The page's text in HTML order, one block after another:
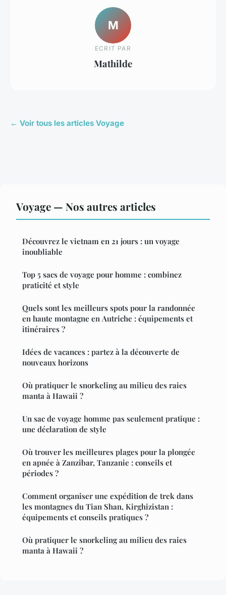
M
ECRIT PAR
Mathilde
← Voir tous les articles Voyage
Voyage — Nos autres articles
Découvrez le vietnam en 21 jours : un voyage
inoubliable
Top 5 sacs de voyage pour homme : combinez
praticité et style
Quels sont les meilleurs spots pour la randonnée
en haute montagne en Autriche : équipements et
itinéraires ?
Idées de vacances : partez à la découverte de
nouveaux horizons
Où pratiquer le snorkeling au milieu des raies
manta à Hawaii ?
Un sac de voyage homme pas seulement pratique :
une déclaration de style
Où trouver les meilleures plages pour la plongée
en apnée à Zanzibar, Tanzanie : conseils et
périodes ?
Comment organiser une expédition de trek dans
les montagnes du Tian Shan, Kirghizistan :
équipements et conseils pratiques ?
Où pratiquer le snorkeling au milieu des raies
manta à Hawaii ?